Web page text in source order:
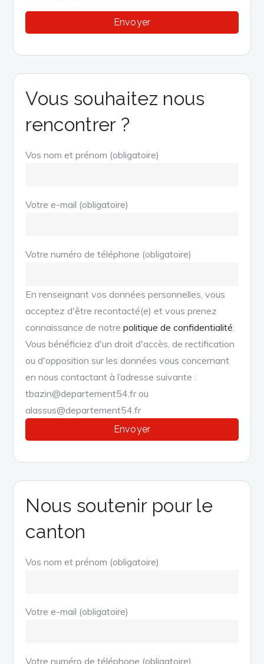
Vous souhaitez nous
rencontrer ?
Vos nom et prénom (obligatoire)
Votre e-mail (obligatoire)
Votre numéro de téléphone (obligatoire)
En renseignant vos données personnelles, vous
acceptez d'être recontacté(e) et vous prenez
connaissance de notrepolitique de confidentialité
Vous bénéficiez d'un droit d'accès, de rectification
ou d'opposition sur les données vous concernant
en nous contactant à l’adresse suivante :
tbazin@departement54.fr ou
alassus@departement54.fr
Nous soutenir pour le
canton
Vos nom et prénom (obligatoire)
Votre e-mail (obligatoire)
Votre numéro de téléphone (obligatoire)